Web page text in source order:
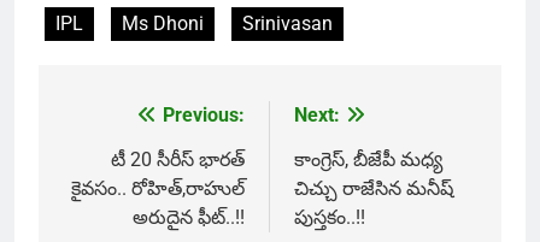
IPL
Ms Dhoni Srinivasan
navigation
Previous:
టీ 20 సీరీస్ భారత్
కైవసం.. రోహిత్,రాహుల్
అరుదైన ఫీట్..!!
Next:
కాంగ్రెస్, బీజేపీ మధ్య
చిచ్చు రాజేసిన మనీష్
పుస్తకం..!!